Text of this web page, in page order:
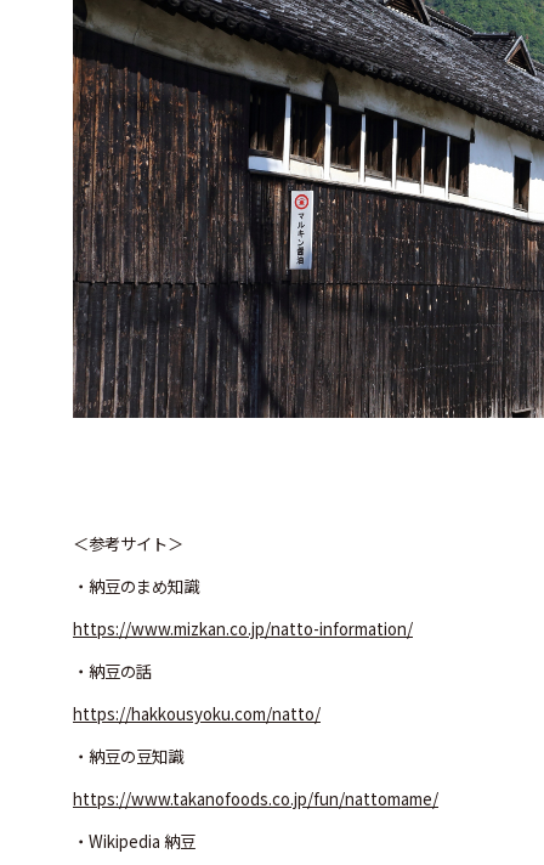
＜参考サイト＞
・納豆のまめ知識
https://www.mizkan.co.jp/natto-information/
・納豆の話
https://hakkousyoku.com/natto/
・納豆の豆知識
https://www.takanofoods.co.jp/fun/nattomame/
・Wikipedia 納豆